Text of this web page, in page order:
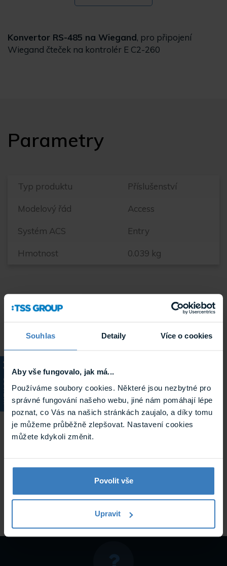
Souhlas Detaily Více o cookies
Aby vše fungovalo, jak má...
Používáme soubory cookies. Některé jsou nezbytné pro
správné fungování našeho webu, jiné nám pomáhají lépe
poznat, co Vás na našich stránkách zaujalo, a díky tomu
je můžeme průběžně zlepšovat. Nastavení cookies
můžete kdykoli změnit.
Povolit vše
Upravit
KATALOG
Konvertor RS-485 na Wiegand, pro připojení
Wiegand čteček na kontrolér E C2-260
Parametry
Typ produktu Příslušenství
Modelový řád Access
Systém ACS Entry
Hmotnost 0.039 kg
Související
Entry E C2-260 IP přístupový kontrolér
IP přístupový kontrolér umožňuje připojit čtyři RFID čtečky
přes RS-485 nebo přes převodníky E RS-WG čtečky s
rozhraním Wiegand. Kontrolér umožňuje obousměrné ...
Skladem
E C2-260